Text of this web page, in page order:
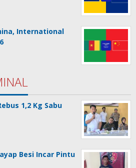
International
1,2 Kg Sabu
Besi Incar Pintu